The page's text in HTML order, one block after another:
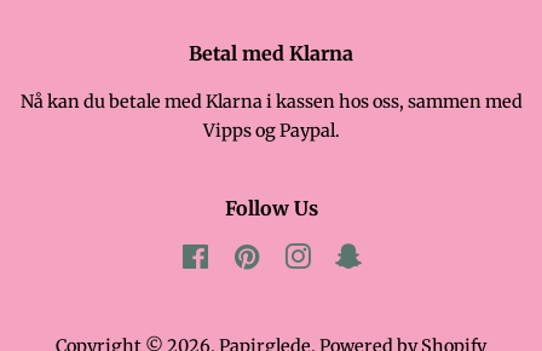
Betal med Klarna
Nå kan du betale med Klarna i kassen hos oss, sammen med
Vipps og Paypal.
Follow Us
FacebookPinterestInstagramSnapchat
Copyright © 2026, Papirglede. Powered by Shopify